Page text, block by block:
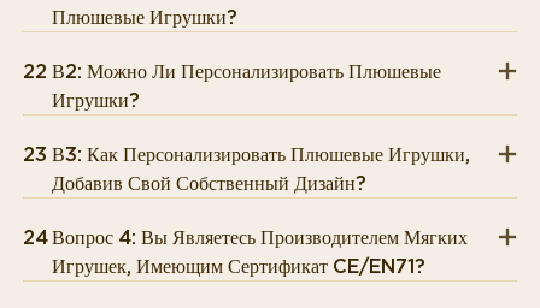
Плюшевые Игрушки?
22 В2: Можно Ли Персонализировать Плюшевые
Игрушки?
23 В3: Как Персонализировать Плюшевые Игрушки,
Добавив Свой Собственный Дизайн?
24Вопрос 4: Вы Являетесь Производителем Мягких
Игрушек, Имеющим Сертификат CE/EN71?